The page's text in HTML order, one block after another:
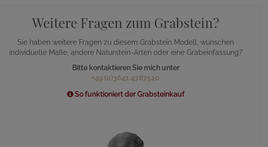
Weitere Fragen zum Grabstein?
Sie haben weitere Fragen zu diesem Grabstein Modell, wünschen
individuelle Maße, andere Naturstein-Arten oder eine Grabeinfassung?
Bitte kontaktieren Sie mich unter
+49 (0)3641 4787520
So funktioniert der Grabsteinkauf